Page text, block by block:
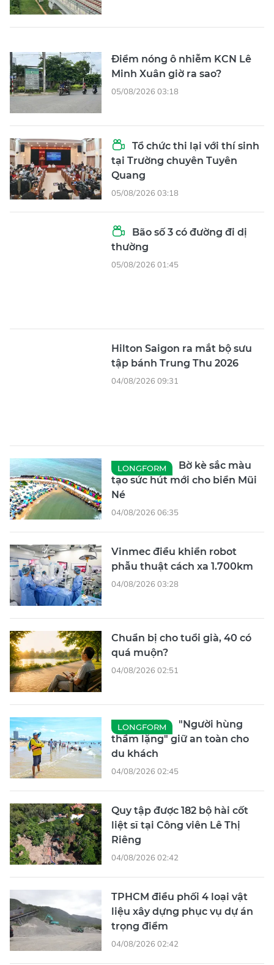
Điểm nóng ô nhiễm KCN Lê
Minh Xuân giờ ra sao?
05/08/2026 03:18
Tổ chức thi lại với thí sinh
tại Trường chuyên Tuyên
Quang
05/08/2026 03:18
Bão số 3 có đường đi dị
thường
05/08/2026 01:45
tập bánh Trung Thu 2026
04/08/2026 09:31
Vinmec điều khiển robot
quá muộn?
LONGFORM
thầm lặng" giữ an toàn cho
Quy tập được 182 bộ hài cốt
Riêng
TPHCM điều phối 4 loại vật
trọng điểm
Cảnh báo mưa lớn ở Bắc bộ và